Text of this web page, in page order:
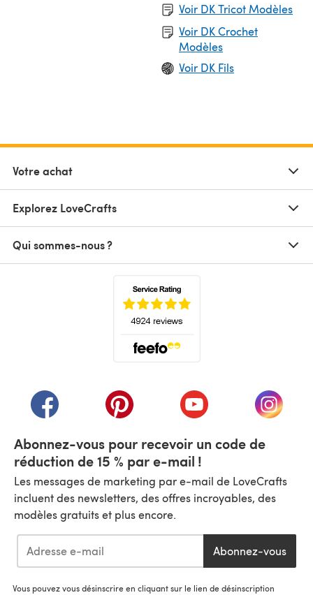
Voir DK Tricot Modèles
Voir DK Crochet
Modèles
Voir DK Fils
Votre achat
Explorez LoveCrafts
Qui sommes-nous ?
(s'ouvre dans un nouvel onglet)
(s'ouvre dans un nouvel onglet)
(s'ouvre dans un(s'ouvre
Abonnez-vous pour recevoir un code de
réduction de 15 % par e-mail !
Les messages de marketing par e-mail de LoveCrafts
incluent des newsletters, des offres incroyables, des
modèles gratuits et plus encore.
Abonnez-vous
Vous pouvez vous désinscrire en cliquant sur le lien de désinscription